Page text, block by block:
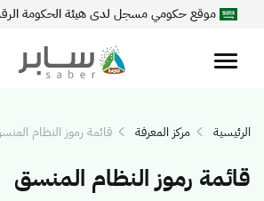
موقع حكومي مسجل لدى هيئة الحكومة
الرئيسية مركز المعرفة قائمة رموز النظام
قائمة رموز النظام المنسق